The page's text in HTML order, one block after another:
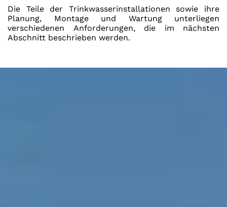
Die Teile der Trinkwasserinstallationen sowie ihre
Planung, Montage und Wartung unterliegen
verschiedenen Anforderungen, die im nächsten
Abschnitt beschrieben werden.